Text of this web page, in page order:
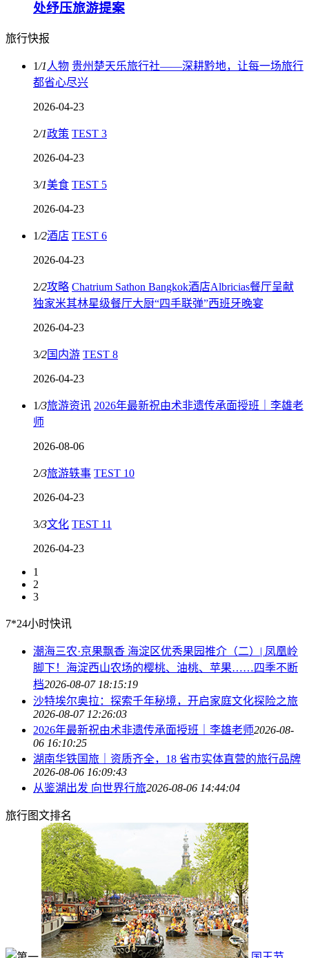
处纾压旅游提案
旅行快报
1/1 人物 贵州楚天乐旅行社——深耕黔地，让每一场旅行
都省心尽兴
2026-04-23
2/1政策 TEST 3
2026-04-23
3/1美食 TEST 5
2026-04-23
1/2酒店 TEST 6
2026-04-23
2/2攻略 Chatrium Sathon Bangkok酒店Albricias餐厅呈献
独家米其林星级餐厅大厨“四手联弹”西班牙晚宴
2026-04-23
3/2国内游 TEST 8
2026-04-23
1/3旅游资讯 2026年最新祝由术非遗传承面授班｜李雄老
师
2026-08-06
2/3旅游轶事 TEST 10
2026-04-23
3/3文化 TEST 11
2026-04-23
1
2
3
7*24小时快讯
潮海三农·京果飘香 海淀区优秀果园推介（二）| 凤凰岭
脚下！海淀西山农场的樱桃、油桃、苹果……四季不断
档2026-08-07 18:15:19
沙特埃尔奥拉：探索千年秘境，开启家庭文化探险之旅
2026-08-07 12:26:03
2026年最新祝由术非遗传承面授班｜李雄老师2026-08-
06 16:10:25
湖南华铁国旅｜资质齐全，18 省市实体直营的旅行品牌
2026-08-06 16:09:43
从鉴湖出发 向世界行旅2026-08-06 14:44:04
旅行图文排名